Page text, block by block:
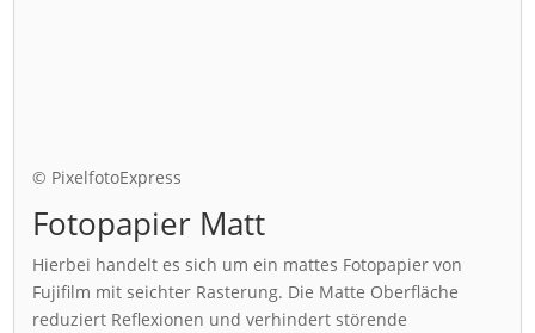
© PixelfotoExpress
Fotopapier Matt
Hierbei handelt es sich um ein mattes Fotopapier von
Fujifilm mit seichter Rasterung. Die Matte Oberfläche
reduziert Reflexionen und verhindert störende